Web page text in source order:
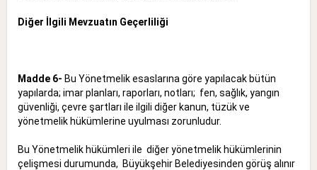
Diğer İlgili Mevzuatın Geçerliliği
Madde 6- Bu Yönetmelik esaslarına göre yapılacak bütün
yapılarda; imar planları, raporları, notları; fen, sağlık, yangın
güvenliği, çevre şartları ile ilgili diğer kanun, tüzük ve
yönetmelik hükümlerine uyulması zorunludur.
Bu Yönetmelik hükümleri ile diğer yönetmelik hükümlerinin
çelişmesi durumunda, Büyükşehir Belediyesinden görüş alınır